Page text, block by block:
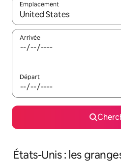
Emplacement
Quand les résultats sont
Arrivée
Départ
États-Unis : les